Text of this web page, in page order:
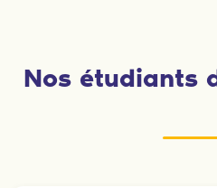
Nos étudiants